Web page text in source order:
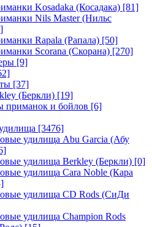
Kosadaka (Косадака) [81]
Nils Master (Нильс
Rapala (Рапала) [50]
Scorana (Скорана) [270]
[9]
[37]
(Беркли) [19]
приманок и бойлов [6]
[3476]
удилища Abu Garcia (Абу
удилища Berkley (Беркли) [0]
удилища Cara Noble (Кара
удилища CD Rods (СиДи
удилища Champion Rods